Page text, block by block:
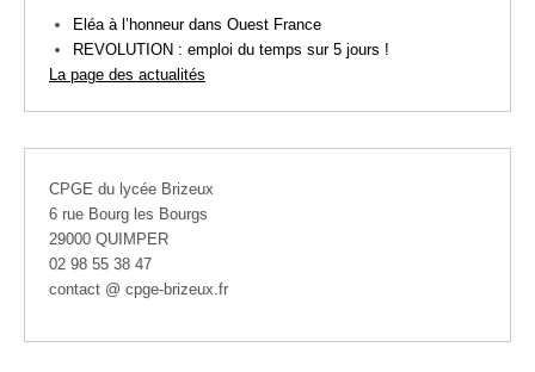
Eléa à l’honneur dans Ouest France
REVOLUTION : emploi du temps sur 5 jours !
La page des actualités
CPGE du lycée Brizeux
6 rue Bourg les Bourgs
29000 QUIMPER
02 98 55 38 47
contact @ cpge-brizeux.fr